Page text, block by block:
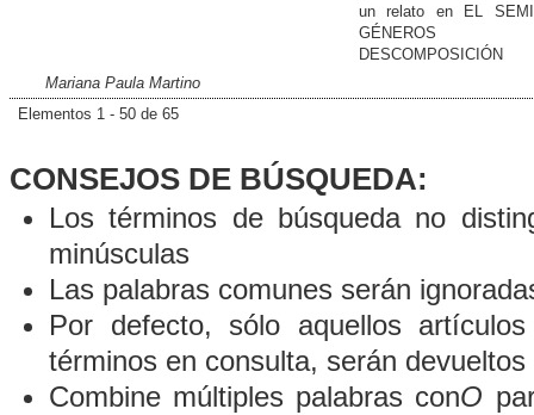
un relato en EL
GÉNEROS
DESCOMPOSICIÓN
Mariana Paula Martino
Elementos 1 - 50 de 65
CONSEJOS DE BÚSQUEDA:
Los términos de búsqueda no
minúsculas
Las palabras comunes serán
Por defecto, sólo aquellos
términos en consulta, serán
Combine múltiples palabras conO